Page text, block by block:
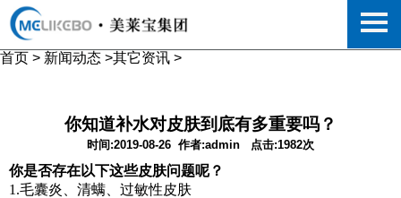
首页 > 新闻动态 >其它资讯 >
你知道补水对皮肤到底有多重要吗？
时间:2019-08-26 作者:admin 点击:1982次
你是否存在以下这些皮肤问题呢？
1.毛囊炎、清螨、过敏性皮肤